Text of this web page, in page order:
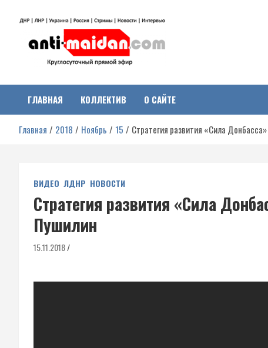
Антимайдан:
Гражданская война на
Украине
о гражданской войне на Украине, включая события в Новороссии,
ДНР, ЛНР и других регионах.
ГЛАВНАЯ КОЛЛЕКТИВ О САЙТЕ
Главная 2018 Ноябрь 15 Стратегия развития «Сила
ВИДЕО ЛДНР НОВОСТИ
Стратегия развития «Сила
Пушилин
15.11.2018